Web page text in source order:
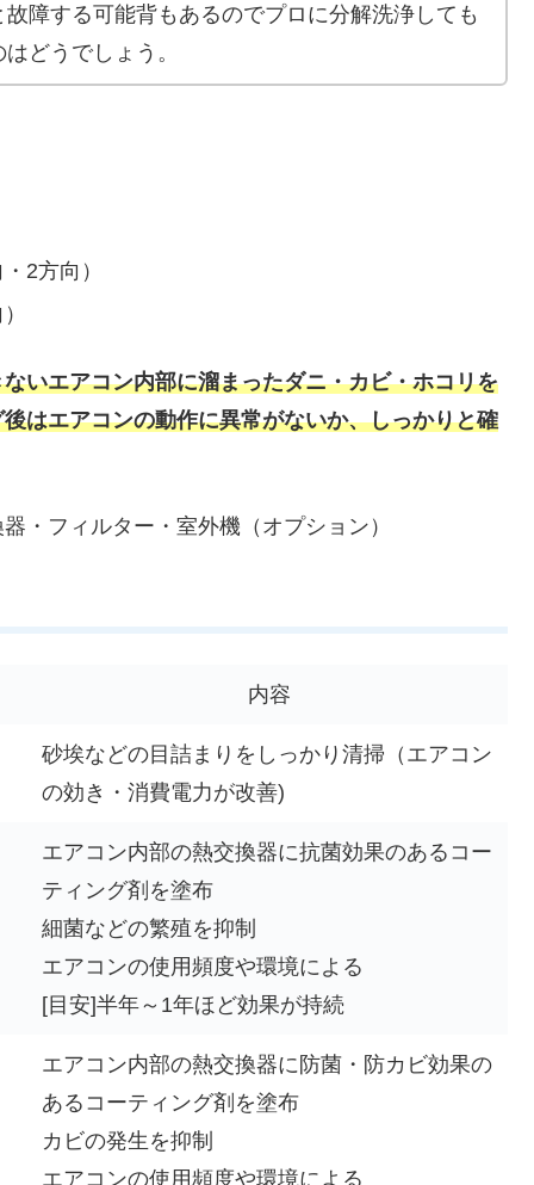
障する可能背もあるのでプロに分解洗浄しても
どうでしょう。
2方向）
いエアコン内部に溜まったダニ・カビ・ホコリを
はエアコンの動作に異常がないか、しっかりと確
・フィルター・室外機（オプション）
内容
砂埃などの目詰まりをしっかり清掃（エアコン
の効き・消費電力が改善)
エアコン内部の熱交換器に抗菌効果のあるコー
ティング剤を塗布
細菌などの繁殖を抑制
エアコンの使用頻度や環境による
[目安]半年～1年ほど効果が持続
エアコン内部の熱交換器に防菌・防カビ効果の
あるコーティング剤を塗布
カビの発生を抑制
エアコンの使用頻度や環境による